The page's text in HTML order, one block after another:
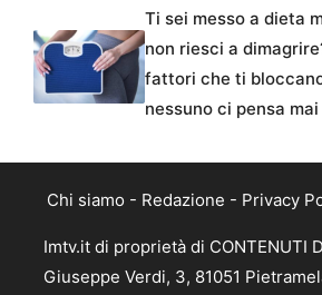
Ti sei messo a dieta
non riesci a
fattori che ti
nessuno ci pensa mai
Chi siamo - Redazione - Privacy
Imtv.it di proprietà di CONTENUTI
Giuseppe Verdi, 3, 81051